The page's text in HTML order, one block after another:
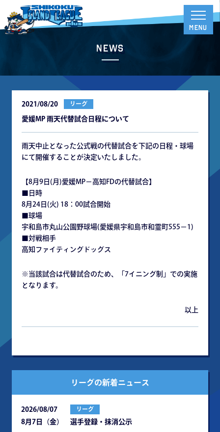
News
2021/08/20 リーグ
愛媛MP 雨天代替試合日程について
雨天中止となった公式戦の代替試合を下記の日程・球場
にて開催することが決定いたしました。
【8月9日(月)愛媛MP－高知FDの代替試合】
■日時
8月24日(火) 18：00試合開始
■球場
宇和島市丸山公園野球場(愛媛県宇和島市和霊町555－1)
■対戦相手
高知ファイティングドッグス
※当該試合は代替試合のため、「7イニング制」での実施
となります。
以上
リーグの新着ニュース
2026/08/07 リーグ
8月7日（金） 選手登録・抹消公示